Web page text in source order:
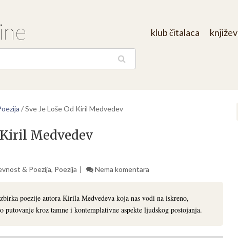
klub čitalaca
/Sve Je Loše Od Kiril Medvedev
Kiril Medvedev
& Poezija, Poezija Nema komentara
poezije autora Kirila Medvedeva koja nas vodi na iskreno,
kroz tamne i kontemplativne aspekte ljudskog postojanja.